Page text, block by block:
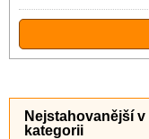
Nejstahovanější v
kategorii